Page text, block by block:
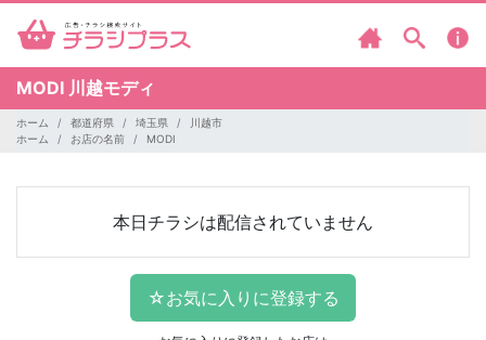
MODI 川越モディ
ホーム 都道府県 埼玉県
川越市
ホーム
お店の名前 MODI
本日チラシは配信されていません